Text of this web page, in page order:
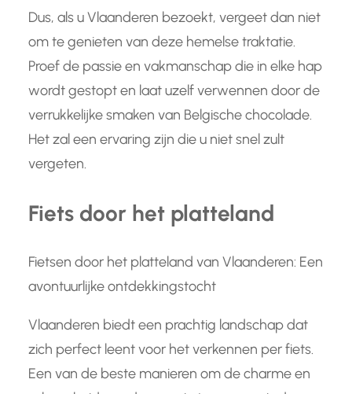
Dus, als u Vlaanderen bezoekt, vergeet dan niet
om te genieten van deze hemelse traktatie.
Proef de passie en vakmanschap die in elke hap
wordt gestopt en laat uzelf verwennen door de
verrukkelijke smaken van Belgische chocolade.
Het zal een ervaring zijn die u niet snel zult
vergeten.
Fiets door het platteland
Fietsen door het platteland van Vlaanderen: Een
avontuurlijke ontdekkingstocht
Vlaanderen biedt een prachtig landschap dat
zich perfect leent voor het verkennen per fiets.
Een van de beste manieren om de charme en